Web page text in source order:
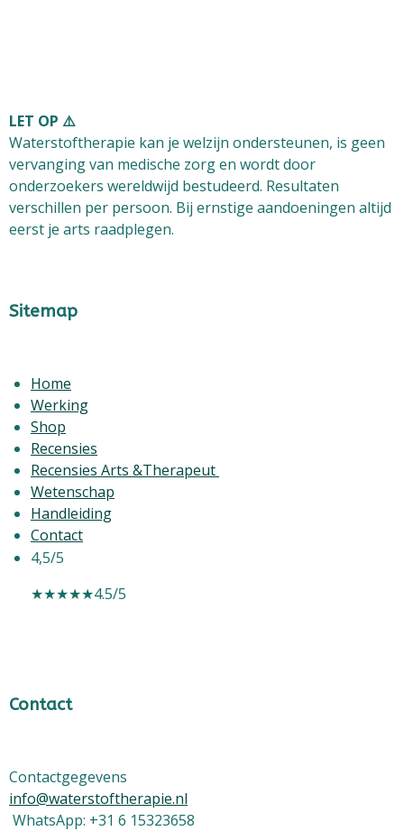
LET OP ⚠️
Waterstoftherapie kan je welzijn ondersteunen, is geen
vervanging van medische zorgen wordt door
onderzoekers wereldwijd bestudeerd. Resultaten
verschillen per persoon. Bij ernstige aandoeningen altijd
eerst je arts raadplegen.
Sitemap
Home
Werking
Shop
Recensies
Recensies Arts &Therapeut
Wetenschap
Handleiding
Contact
4,5/5
★★★★★4.5/5
Contact
Contactgegevens
info@waterstoftherapie.nl
WhatsApp: +31 6 15323658